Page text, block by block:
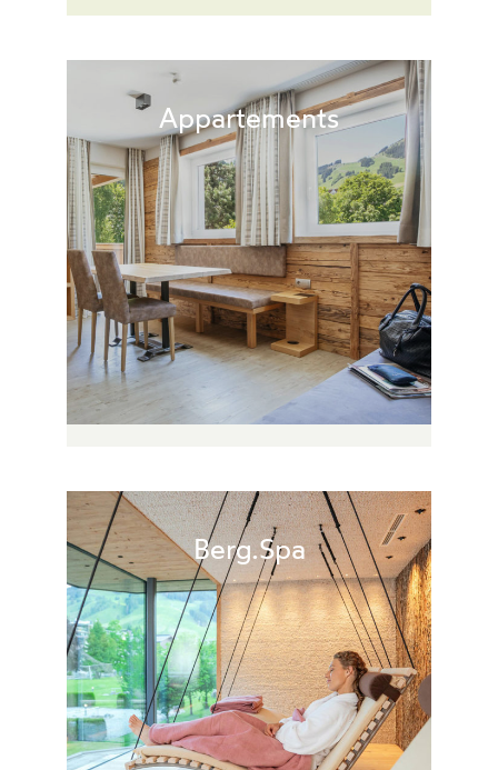
Appartements
Berg.Spa